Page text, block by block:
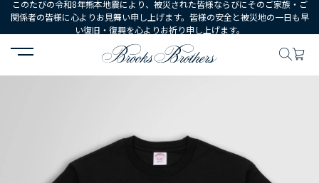
このたびの令和8年熊本地震により、被災された皆様ならびにそのご家族・ご
関係者の皆様に心よりお見舞い申し上げます。皆様の安全と被災地の一日も早
い復旧・復興を心よりお祈り申し上げます。
HOME ウェア トップス Tシャツ・カットソー コット